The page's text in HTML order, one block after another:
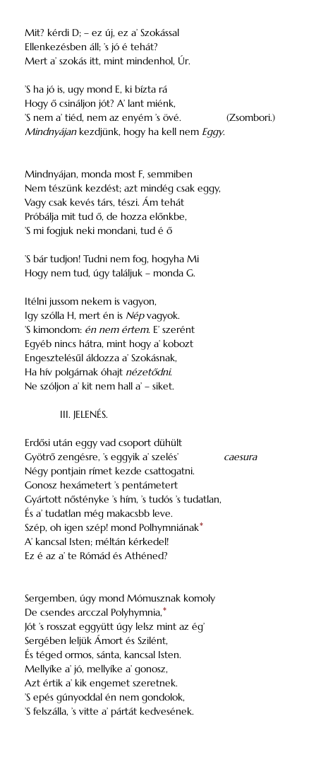
Mit? kérdi D; – ez új, ez a’ Szokással
Ellenkezésben áll; ’s jó é tehát?
Mert a’ szokás itt, mint mindenhol, Úr.
’S ha jó is, ugy mond E, ki bízta rá
Hogy ő csináljon jót? A’ lant miénk,
’S nem a’ tiéd, nem az enyém ’s övé.
(Zsombori.)
Mindnyájankezdjünk, hogy ha kell nem Eggy.
Mindnyájan, monda most F, semmiben
Nem tészünk kezdést; azt mindég csak eggy,
Vagy csak kevés társ, tészi. Ám tehát
Próbálja mit tud ő, de hozza előnkbe,
’S mi fogjuk neki mondani, tud é ő
’S bár tudjon! Tudni nem fog, hogyha Mi
Hogy nem tud, úgy találjuk – monda G.
Itélni jussom nekem is vagyon,
Igy szólla H, mert én is Népvagyok.
’S kimondom: én nem értem. E’ szerént
Egyéb nincs hátra, mint hogy a’ kobozt
Engesztelésűl áldozza a’ Szokásnak,
Ha hív polgárnak óhajt nézetődni.
Ne szóljon a’ kit nem hall a’ – siket.
III. JELENÉS.
Erdősi után eggy vad csoport dühült
Gyötrő zengésre, ’s eggyik a’ szelés’
caesura
Négy pontjain rímet kezde csattogatni.
Gonosz hexámetert ’s pentámetert
Gyártott nőstényke ’s hím, ’s tudós ’s tudatlan,
És a’ tudatlan még makacsbb leve.
Szép, oh igen szép! mond Polhymniának*
A’ kancsal Isten; méltán kérkedel!
Ez é az a’ te Rómád és Athéned?
Sergemben, úgy mond Mómusznak komoly
De csendes arcczal Polyhymnia,*
Jót ’s rosszat eggyütt úgy lelsz mint az ég’
Sergében leljük Ámort és Szilént,
És téged ormos, sánta, kancsal Isten.
Mellyíke a’ jó, mellyíke a’ gonosz,
Azt értik a’ kik engemet szeretnek.
’S epés gúnyoddal én nem gondolok,
’S felszálla, ’s vitte a’ pártát kedvesének.